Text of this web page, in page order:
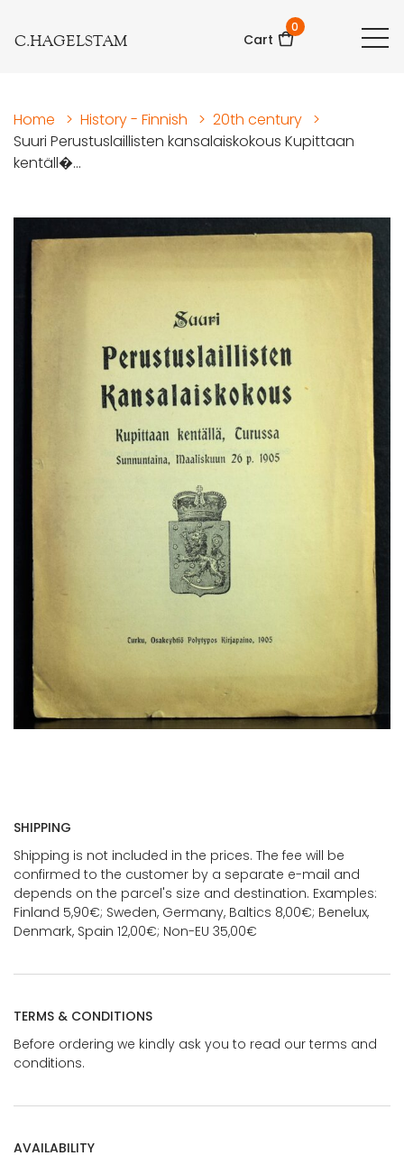
C.HAGELSTAM Cart
0
Home > History - Finnish > 20th century >
Suuri Perustuslaillisten kansalaiskokous Kupittaan
kentäll�...
SHIPPING
Shipping is not included in the prices. The fee will be
confirmed to the customer by a separate e-mail and
depends on the parcel's size and destination. Examples:
Finland 5,90€; Sweden, Germany, Baltics 8,00€; Benelux,
Denmark, Spain 12,00€; Non-EU 35,00€
TERMS & CONDITIONS
Before ordering we kindly ask you to read our terms and
conditions.
AVAILABILITY